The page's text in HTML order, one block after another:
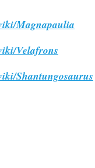
Magnapaulia
Velafrons
Shantungosaurus